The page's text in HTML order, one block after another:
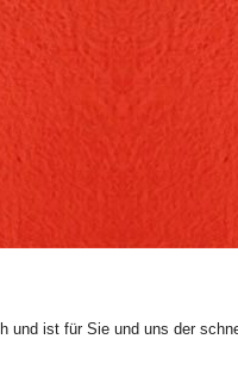
und ist für Sie und uns der